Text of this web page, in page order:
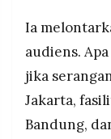
Ia
audiens.
jika
Jakarta,
Bandung,